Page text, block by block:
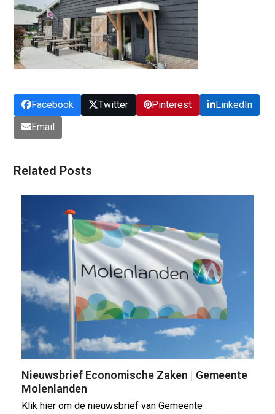
Facebook Twitter Pinterest
LinkedIn
Email
Related Posts
Nieuwsbrief Economische Zaken | Gemeente
Molenlanden
Klik hier om de nieuwsbrief van Gemeente